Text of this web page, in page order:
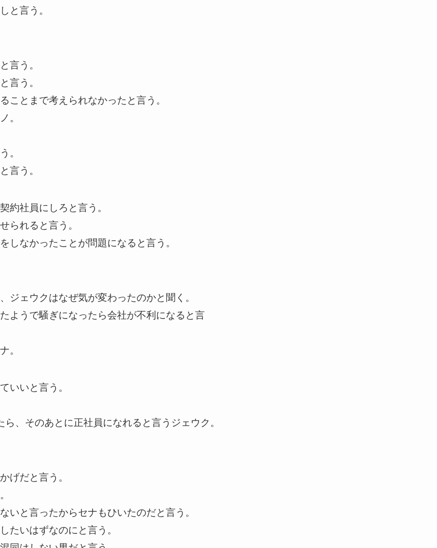
と言う。
言う。
言う。
ことまで考えられなかったと言う。
。
。
言う。
約社員にしろと言う。
られると言う。
しなかったことが問題になると言う。
ジェウクはなぜ気が変わったのかと聞く。
ようで騒ぎになったら会社が不利になると言
。
いいと言う。
、そのあとに正社員になれると言うジェウク。
げだと言う。
いと言ったからセナもひいたのだと言う。
たいはずなのにと言う。